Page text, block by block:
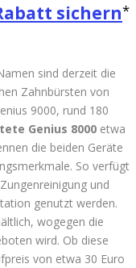
sichern
sind derzeit die
Zahnbürsten von
9000, rund 180
Genius 8000 etwa
die beiden Geräte
So verfügt
und
genutzt werden.
wogegen die
wird. Ob diese
von etwa 30 Euro